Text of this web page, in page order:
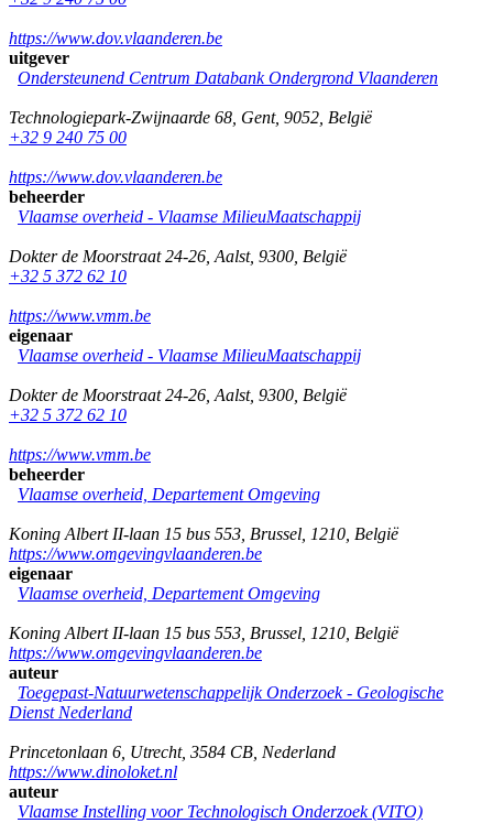
https://www.dov.vlaanderen.be
uitgever
Ondersteunend Centrum Databank Ondergrond Vlaanderen
Technologiepark-Zwijnaarde 68 Gent, 9052 België
+32 9 240 75 00
https://www.dov.vlaanderen.be
beheerder
Vlaamse overheid - Vlaamse MilieuMaatschappij
Dokter de Moorstraat 24-26 Aalst, 9300 België
+32 5 372 62 10
https://www.vmm.be
eigenaar
Vlaamse overheid - Vlaamse MilieuMaatschappij
Dokter de Moorstraat 24-26 Aalst, 9300 België
+32 5 372 62 10
https://www.vmm.be
beheerder
Vlaamse overheid, Departement Omgeving
Koning Albert II-laan 15 bus 553 Brussel 1210 België
https://www.omgevingvlaanderen.be
eigenaar
Vlaamse overheid, Departement Omgeving
Koning Albert II-laan 15 bus 553 Brussel 1210 België
https://www.omgevingvlaanderen.be
auteur
Toegepast-Natuurwetenschappelijk Onderzoek - Geologische
Dienst Nederland
Princetonlaan 6 Utrecht, 3584 CB Nederland
https://www.dinoloket.nl
auteur
Vlaamse Instelling voor Technologisch Onderzoek (VITO)